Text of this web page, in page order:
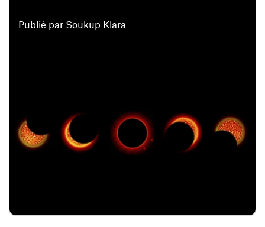
Publié par Soukup Klara